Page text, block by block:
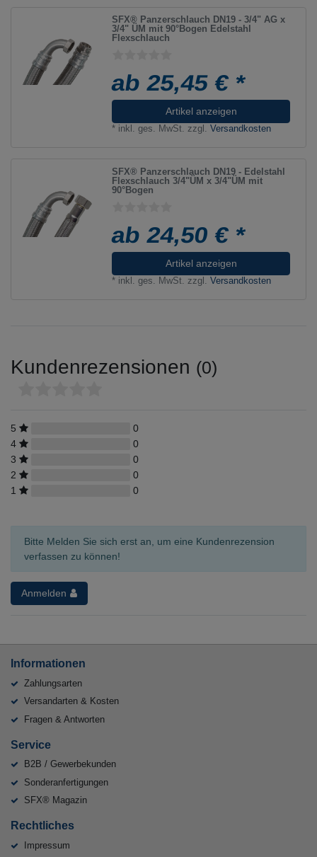
SFX® Panzerschlauch DN19 - 3/4" AG x
3/4" ÜM mit 90°Bogen Edelstahl
Flexschlauch
ab 25,45 € *
Artikel anzeigen
* inkl. ges. MwSt. zzgl.Versandkosten
SFX® Panzerschlauch DN19 - Edelstahl
Flexschlauch 3/4"ÜM x 3/4"ÜM mit
90°Bogen
ab 24,50 € *
Artikel anzeigen
* inkl. ges. MwSt. zzgl.Versandkosten
Kundenrezensionen (0)
5
0
4
0
3
0
2
0
1
0
Bitte Melden Sie sich erst an, um eine Kundenrezension
verfassen zu können!
Anmelden
Informationen
Zahlungsarten
Versandarten & Kosten
Fragen & Antworten
Service
B2B / Gewerbekunden
Sonderanfertigungen
SFX® Magazin
Rechtliches
Impressum